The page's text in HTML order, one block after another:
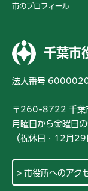
市のプロフィール
千葉市
法人番号
〒260-8722 千葉
月曜日から金曜日
（祝休日・12月29
市役所へのアク